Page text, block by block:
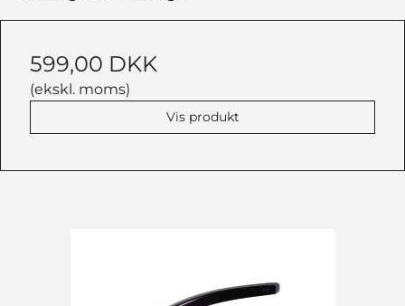
599,00 DKK
(ekskl. moms)
Vis produkt
Deltag i vores største konkurrence